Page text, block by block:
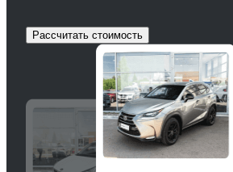
Рассчитать стоимость